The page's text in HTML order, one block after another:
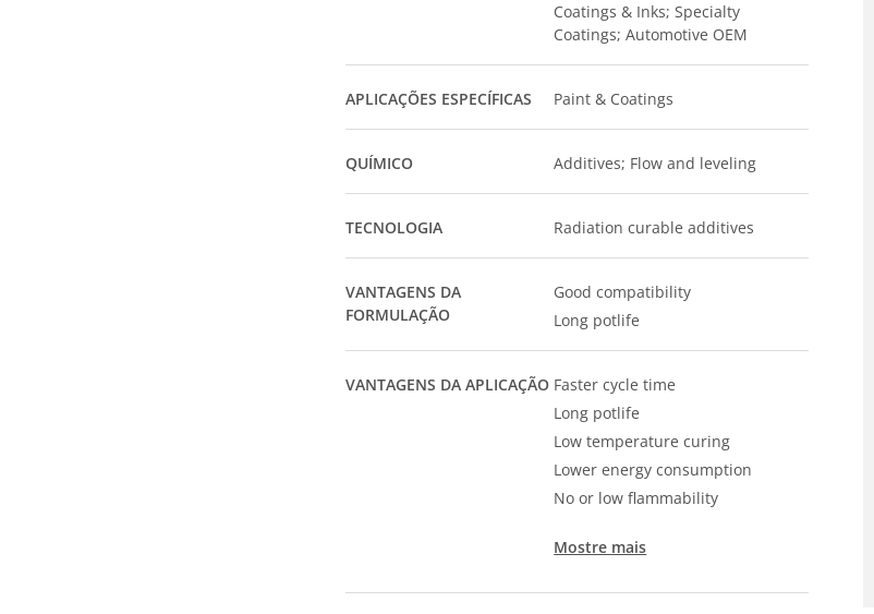
Coatings & Inks; Specialty
Coatings; Automotive OEM
APLICAÇÕES ESPECÍFICAS Paint & Coatings
QUÍMICO Additives; Flow and leveling
TECNOLOGIA Radiation curable additives
VANTAGENS DA
FORMULAÇÃO
Good compatibility
Long potlife
VANTAGENS DA APLICAÇÃO Faster cycle time
Long potlife
Low temperature curing
Lower energy consumption
No or low flammability
Mostre mais